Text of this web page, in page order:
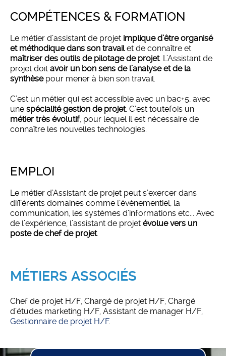
COMPÉTENCES & FORMATION
Le métier d’assistant de projet implique d’être organisé
et méthodique dans son travailet de connaître et
maîtriser des outils de pilotage de projet. L’Assistant de
projet doit avoir un bon sens de l’analyse et de la
synthèsepour mener à bien son travail.
C’est un métier qui est accessible avec un bac+5, avec
une spécialité gestion de projet. C’est toutefois un
métier très évolutif, pour lequel il est nécessaire de
connaître les nouvelles technologies.
EMPLOI
Le métier d’Assistant de projet peut s’exercer dans
différents domaines comme l’événementiel, la
communication, les systèmes d’informations etc... Avec
de l’expérience, l’assistant de projet évolue vers un
poste de chef de projet.
MÉTIERS ASSOCIÉS
Chef de projet H/F, Chargé de projet H/F, Chargé
d’études marketing H/F, Assistant de manager H/F,
Gestionnaire de projet H/F.